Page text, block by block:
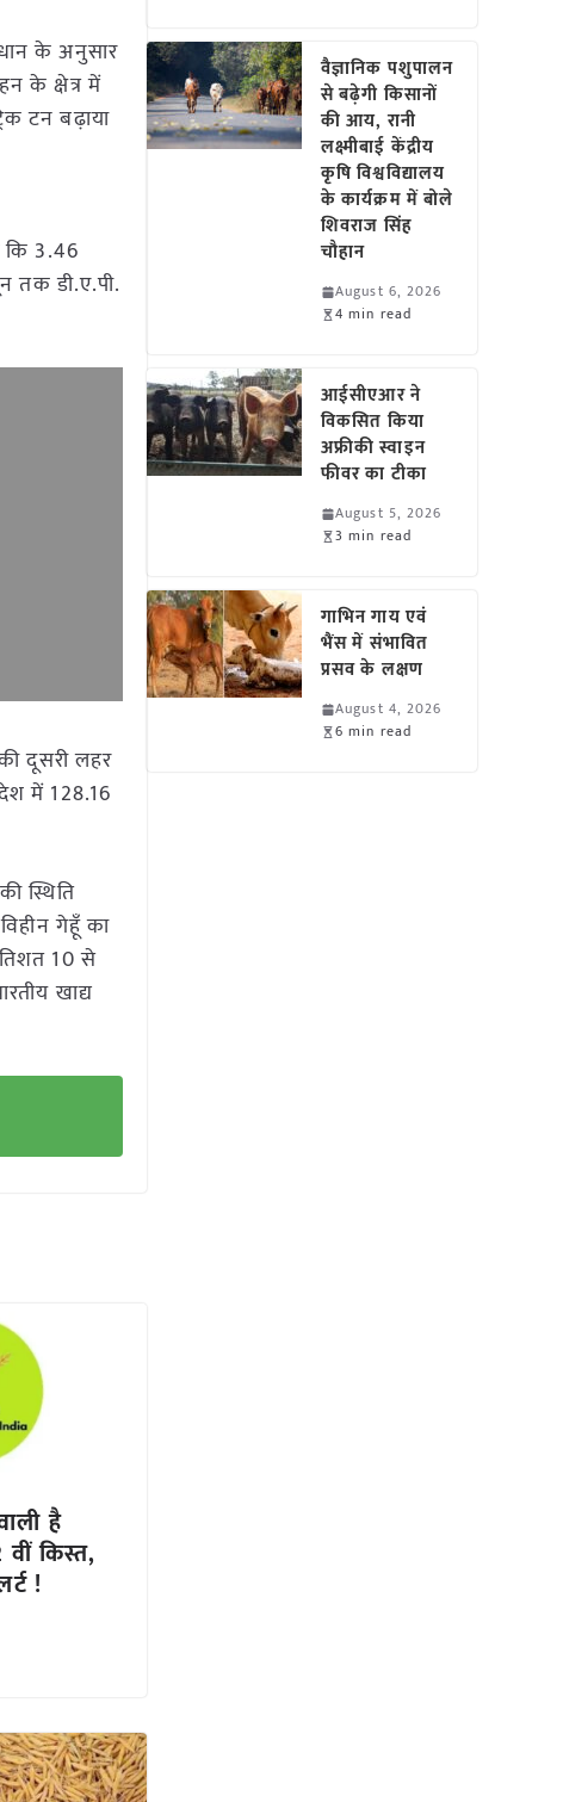
के अनुसार
के क्षेत्र में
टन बढ़ाया
कि 3.46
तक डी.ए.पी.
दूसरी लहर
में 128.16
स्थिति
गेहूँ का
10 से
खाद्य
है
वीं किस्त,
!
वैज्ञानिक पशुपालन
से बढ़ेगी किसानों
की आय, रानी
लक्ष्मीबाई केंद्रीय
कृषि विश्वविद्यालय
के कार्यक्रम में बोले
शिवराज सिंह
चौहान
August 6, 2026
4 min read
आईसीएआर ने
विकसित किया
अफ्रीकी स्वाइन
फीवर का टीका
August 5, 2026
3 min read
गाभिन गाय एवं
भैंस में संभावित
प्रसव के लक्षण
August 4, 2026
6 min read